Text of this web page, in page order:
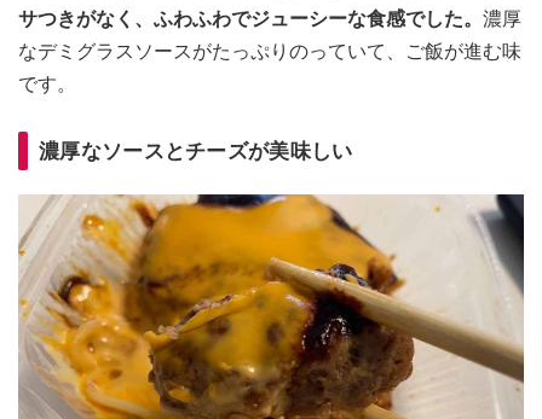
サつきがなく、ふわふわでジューシーな食感でした。 濃厚
なデミグラスソースがたっぷりのっていて、ご飯が進む味
です。
濃厚なソースとチーズが美味しい